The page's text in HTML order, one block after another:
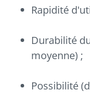
Rapidité
Durabilité
moyenne) ;
Possibilité